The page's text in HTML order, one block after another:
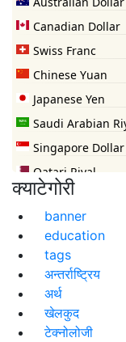
क्याटेगोरी
banner
education
tags
अन्तर्राष्ट्रिय
अर्थ
खेलकुद
टेक्नोलोजी